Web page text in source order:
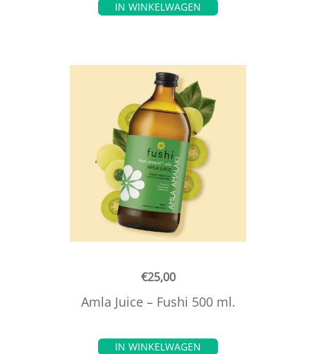
IN WINKELWAGEN
€25,00
Amla Juice – Fushi 500 ml.
IN WINKELWAGEN